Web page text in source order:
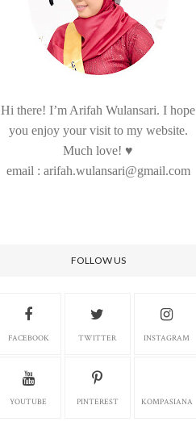
Hi there! I’m Arifah Wulansari. I hope
you enjoy your visit to my website.
Much love! ♥
email : arifah.wulansari@gmail.com
FOLLOW US
FACEBOOK TWITTER INSTAGRAM
YOUTUBE PINTEREST KOMPASIANA